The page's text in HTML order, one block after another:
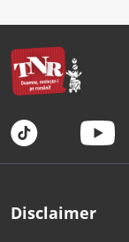
Disclaimer